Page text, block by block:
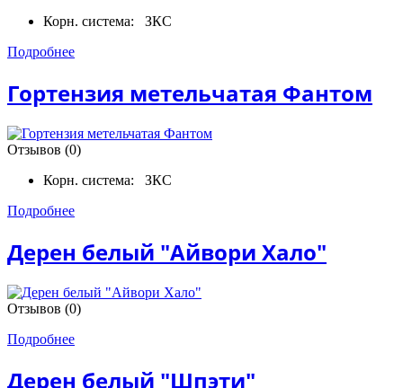
Корн. система:
ЗКС
Подробнее
Гортензия метельчатая Фантом
Отзывов (0)
Корн. система:
ЗКС
Подробнее
Дерен белый "Айвори Хало"
Отзывов (0)
Подробнее
Дерен белый "Шпэти"